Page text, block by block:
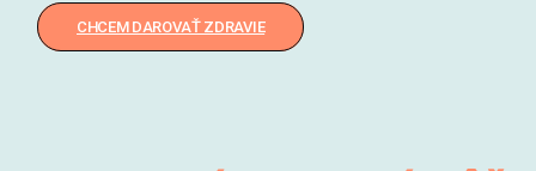
CHCEM DAROVAŤ ZDRAVIE